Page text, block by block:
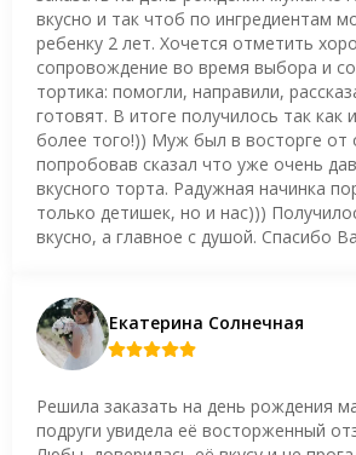
вкусно и так чтоб по ингредиентам
ребенку 2 лет. Хочется отметить
сопровождение во время выбора и
тортика: помогли, направили,
готовят. В итоге получилось так как
более того!)) Муж был в восторге от
попробовав сказал что уже очень
вкусного торта. Радужная начинка
только детишек, но и нас)))
вкусно, а главное с душой. Спасибо
Екатерина Солнечная
Решила заказать на день рождения
подруги увидела её восторженный